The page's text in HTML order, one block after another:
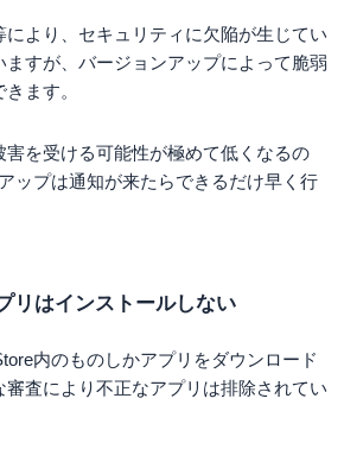
により、セキュリティに欠陥が生じてい
ますが、バージョンアップによって脆弱
ます。
を受ける可能性が極めて低くなるの
ップは通知が来たらできるだけ早く行
リはインストールしない
内のものしかアプリをダウンロード
審査により不正なアプリは排除されてい